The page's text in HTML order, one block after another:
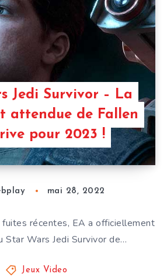
Jedi Survivor – La
attendue de Fallen
pour 2023 !
mai 28, 2022
récentes, EA a officiellement
Star Wars Jedi Survivor de…
Jeux Video